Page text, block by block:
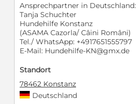
Ansprechpartner in Deutschland:
Tanja Schuchter
Hundehilfe Konstanz
(ASAMA Cazorla/ Câini Români)
Tel./ WhatsApp: +4917651555797
E-Mail: Hundehilfe-KN@gmx.de
Standort
78462 Konstanz
Deutschland